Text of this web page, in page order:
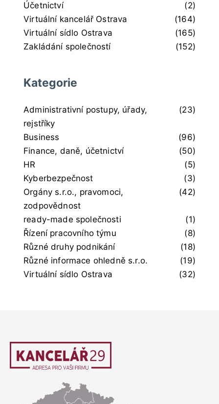
Účetnictví
(2)
Virtuální kancelář Ostrava
(164)
Virtuální sídlo Ostrava
(165)
Zakládání společností
(152)
Kategorie
Administrativní postupy, úřady,
rejstříky
(23)
Business
(96)
Finance, daně, účetnictví
(50)
HR
(5)
Kyberbezpečnost
(3)
Orgány s.r.o., pravomoci,
zodpovědnost
(42)
ready-made společnosti
(1)
Řízení pracovního týmu
(8)
Různé druhy podnikání
(18)
Různé informace ohledně s.r.o.
(19)
Virtuální sídlo Ostrava
(32)